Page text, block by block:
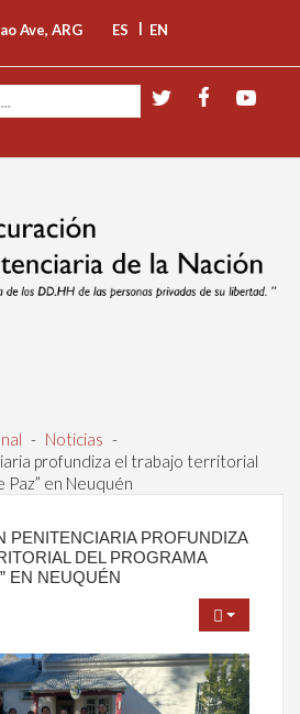
Ave, ARG ES | EN
- Noticias -
profundiza el trabajo territorial
Paz” en Neuquén
PENITENCIARIA PROFUNDIZA
DEL PROGRAMA
EN NEUQUÉN